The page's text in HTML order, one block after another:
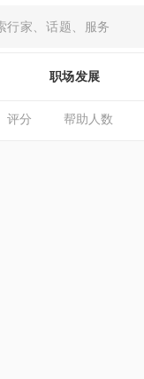
职场发展
评分 帮助人数